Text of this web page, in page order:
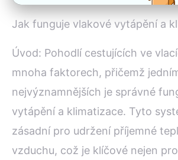
Jak Vlaky Udržují
Klimatizace
Jak funguje vlakové vytápění a
Úvod: Pohodlí cestujících ve
mnoha faktorech, přičemž
nejvýznamnějších je správné
vytápění a klimatizace. Tyto
zásadní pro udržení příjemné
vzduchu, což je klíčové nejen